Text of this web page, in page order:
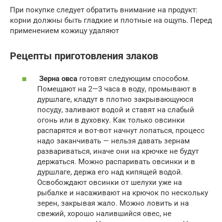
При покупке следует обратить внимание на продукт:
корни должны быть гладкие и плотные на ощупь. Перед
применением кожицу удаляют
Рецепты приготовления злаков
Зерна овса готовят следующим способом.
Помещают на 2—3 часа в воду, промывают в
дуршлаге, кладут в плотно закрывающуюся
посуду, заливают водой и ставят на слабый
огонь или в духовку. Как только овсинки
распарятся и вот-вот начнут лопаться, процесс
надо заканчивать — нельзя давать зернам
развариваться, иначе они на крючке не будут
держаться. Можно распаривать овсинки и в
дуршлаге, держа его над кипящей водой.
Освобождают овсинки от шелухи уже на
рыбалке и насаживают на крючок по нескольку
зерен, закрывая жало. Можно ловить и на
свежий, хорошо налившийся овес, не